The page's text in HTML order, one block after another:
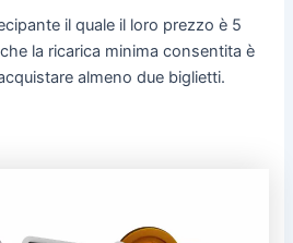
il quale il loro prezzo è 5
che la ricarica minima consentita è
almeno due biglietti.